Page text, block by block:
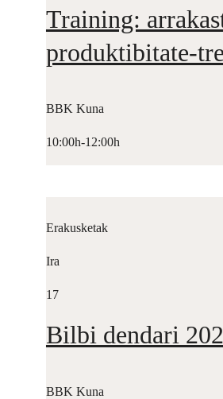
Training:
produktibitate-
BBK Kuna
10:00h-12:00h
Erakusketak
Ira
17
Bilbi dendari
BBK Kuna